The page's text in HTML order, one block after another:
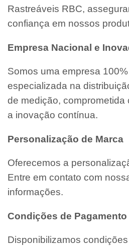
Rastreáveis RBC,
confiança em nossos
Empresa Nacional e
Somos uma empresa
especializada na
de medição, comprometida
a inovação contínua.
Personalização de Marca
Oferecemos a
Entre em contato com
informações.
Condições de
Disponibilizamos